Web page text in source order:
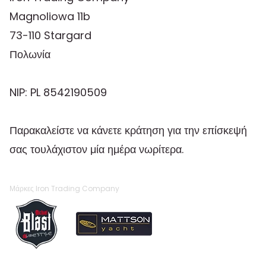
Magnoliowa 11b
73-110 Stargard
Πολωνία
NIP: PL 8542190509
Παρακαλείστε να κάνετε κράτηση για την επίσκεψή
σας τουλάχιστον μία ημέρα νωρίτερα.
Μάρκες Iron Trading Company